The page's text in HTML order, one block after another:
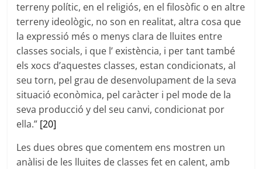
terreny polític, en el religiós, en el filosòfic o en altre
terreny ideològic, no son en realitat, altra cosa que
la expressió més o menys clara de lluites entre
classes socials, i que l’ existència, i per tant també
els xocs d’aquestes classes, estan condicionats, al
seu torn, pel grau de desenvolupament de la seva
situació econòmica, pel caràcter i pel mode de la
seva producció y del seu canvi, condicionat por
ella.” [20]
Les dues obres que comentem ens mostren un
anàlisi de les lluites de classes fet en calent, amb